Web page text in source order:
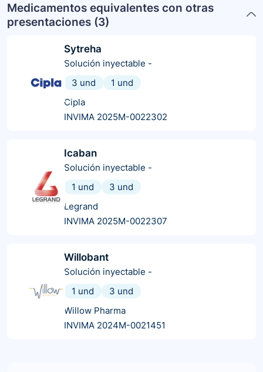
Medicamentos equivalentes con otras
presentaciones (3)
Sytreha
Solución inyectable -
3 und
1 und
Cipla
INVIMA 2025M-0022302
Icaban
Solución inyectable -
1 und
3 und
Legrand
INVIMA 2025M-0022307
Willobant
Solución inyectable -
1 und
3 und
Willow Pharma
INVIMA 2024M-0021451